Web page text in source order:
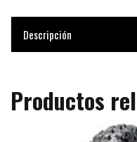
Descripción
Productos